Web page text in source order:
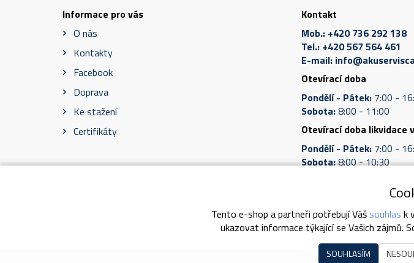
Informace pro vás
O nás
Kontakty
Facebook
Doprava
Ke stažení
Certifikáty
Kontakt
Mob.: +420 736 292 138
Tel.: +420 567 564 461
E-mail:
Otevírací doba
Pondělí - Pátek: 7:00 -
Sobota:8:00 - 11:00
Otevírací doba likvidace
Pondělí - Pátek: 7:00 -
Sobota:8:00 - 10:30
Obchodní podmínky Ochrana
Tento e-shop a partneři potřebují Váš souhlas k
ukazovat informace týkající se Vašich zájmů.
SOUHLASÍM